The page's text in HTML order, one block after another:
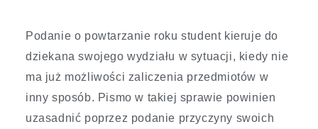
Podanie o powtarzanie roku student kieruje do
dziekana swojego wydziału w sytuacji, kiedy nie
ma już możliwości zaliczenia przedmiotów w
inny sposób. Pismo w takiej sprawie powinien
uzasadnić poprzez podanie przyczyny swoich